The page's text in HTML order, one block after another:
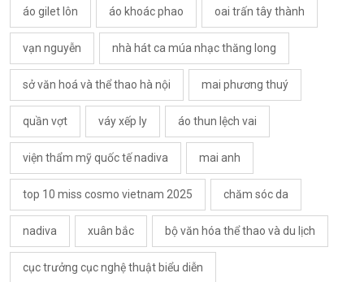
áo gilet lôn áo khoác phao oai trấn tây thành
vạn nguyễn nhà hát ca múa nhạc thăng long
sở văn hoá và thể thao hà nội mai phương thuý
quần vợt váy xếp ly áo thun lệch vai
viện thẩm mỹ quốc tế nadiva mai anh
top 10 miss cosmo vietnam 2025 chăm sóc da
nadiva xuân bắc bộ văn hóa thể thao và du lịch
cục trưởng cục nghệ thuật biểu diễn